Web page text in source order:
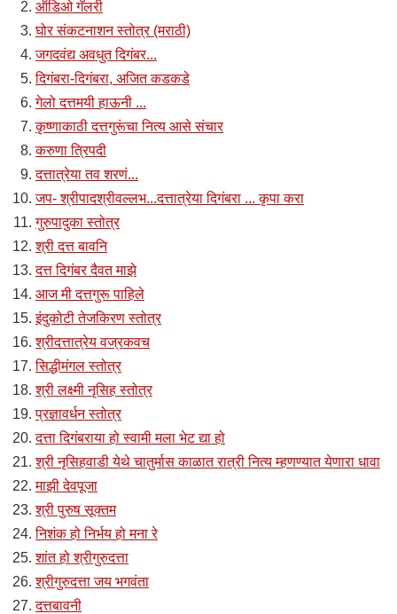
ऑडिओ गॅलरी
घोर संकटनाशन स्तोत्र (मराठी)
जगदवंद्य अवधुत दिगंबर...
दिगंबरा-दिगंबरा, अजित कडकडे
गेलो दत्तमयी हाऊनी ...
कृष्णाकाठी दत्तगुरूंचा नित्य आसे संचार
करुणा त्रिपदी
दत्तात्रेया तव शरणं...
जप- श्रीपादश्रीवल्लभ...दत्तात्रेया दिगंबरा ... कृपा करा
गुरुपादुका स्तोत्र
श्री दत्त बावनि
दत्त दिगंबर दैवत माझे
आज मी दत्तगुरू पाहिले
इंदुकोटी तेजकिरण स्तोत्र
श्रीदत्तात्रेय वज्रकवच
सिद्धीमंगल स्तोत्र
श्री लक्ष्मी नृसिह स्तोत्र
प्रज्ञावर्धन स्तोत्र
दत्ता दिगंबराया हो स्वामी मला भेट द्या हो
श्री नृसिहवाडी येथे चातुर्मास काळात रात्री नित्य म्हणण्यात येणारा धावा
माझी देवपूजा
श्री पुरुष सूक्तम
निशंक हो निर्भय हो मना रे
शांत हो श्रीगुरुदत्ता
श्रीगुरुदत्ता जय भगवंता
दत्तबावनी